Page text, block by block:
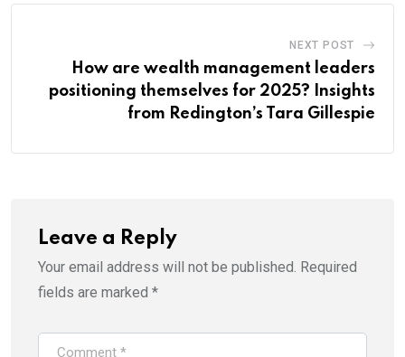
NEXT POST
How are wealth management leaders
positioning themselves for 2025? Insights
from Redington’s Tara Gillespie
Leave a Reply
Your email address will not be published. Required
fields are marked *